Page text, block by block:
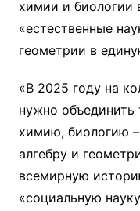
химии и биологии
«естественные
геометрии в
«В 2025 году на
нужно объединить
химию, биологию –
алгебру и
всемирную
«социальную